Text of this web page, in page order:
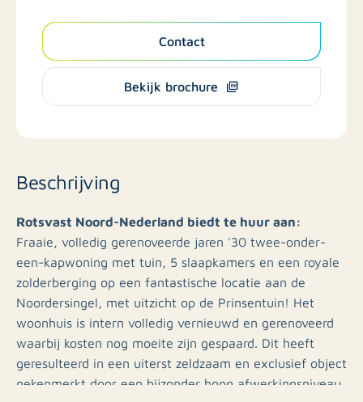
Contact
Bekijk brochure
Beschrijving
Rotsvast Noord-Nederland biedt te huur aan:
Fraaie, volledig gerenoveerde jaren '30 twee-onder-
een-kapwoning met tuin, 5 slaapkamers en een royale
zolderberging op een fantastische locatie aan de
Noordersingel, met uitzicht op de Prinsentuin! Het
woonhuis is intern volledig vernieuwd en gerenoveerd
waarbij kosten nog moeite zijn gespaard. Dit heeft
geresulteerd in een uiterst zeldzaam en exclusief object
gekenmerkt door een bijzonder hoog afwerkingsniveau